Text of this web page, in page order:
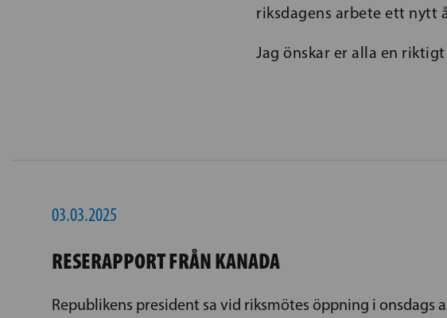
riksdagens arbete ett nytt
Jag önskar er alla en
03.03.2025
RESERAPPORT FRÅN KANADA
Republikens president sa vid riksmötes öppning i onsdags